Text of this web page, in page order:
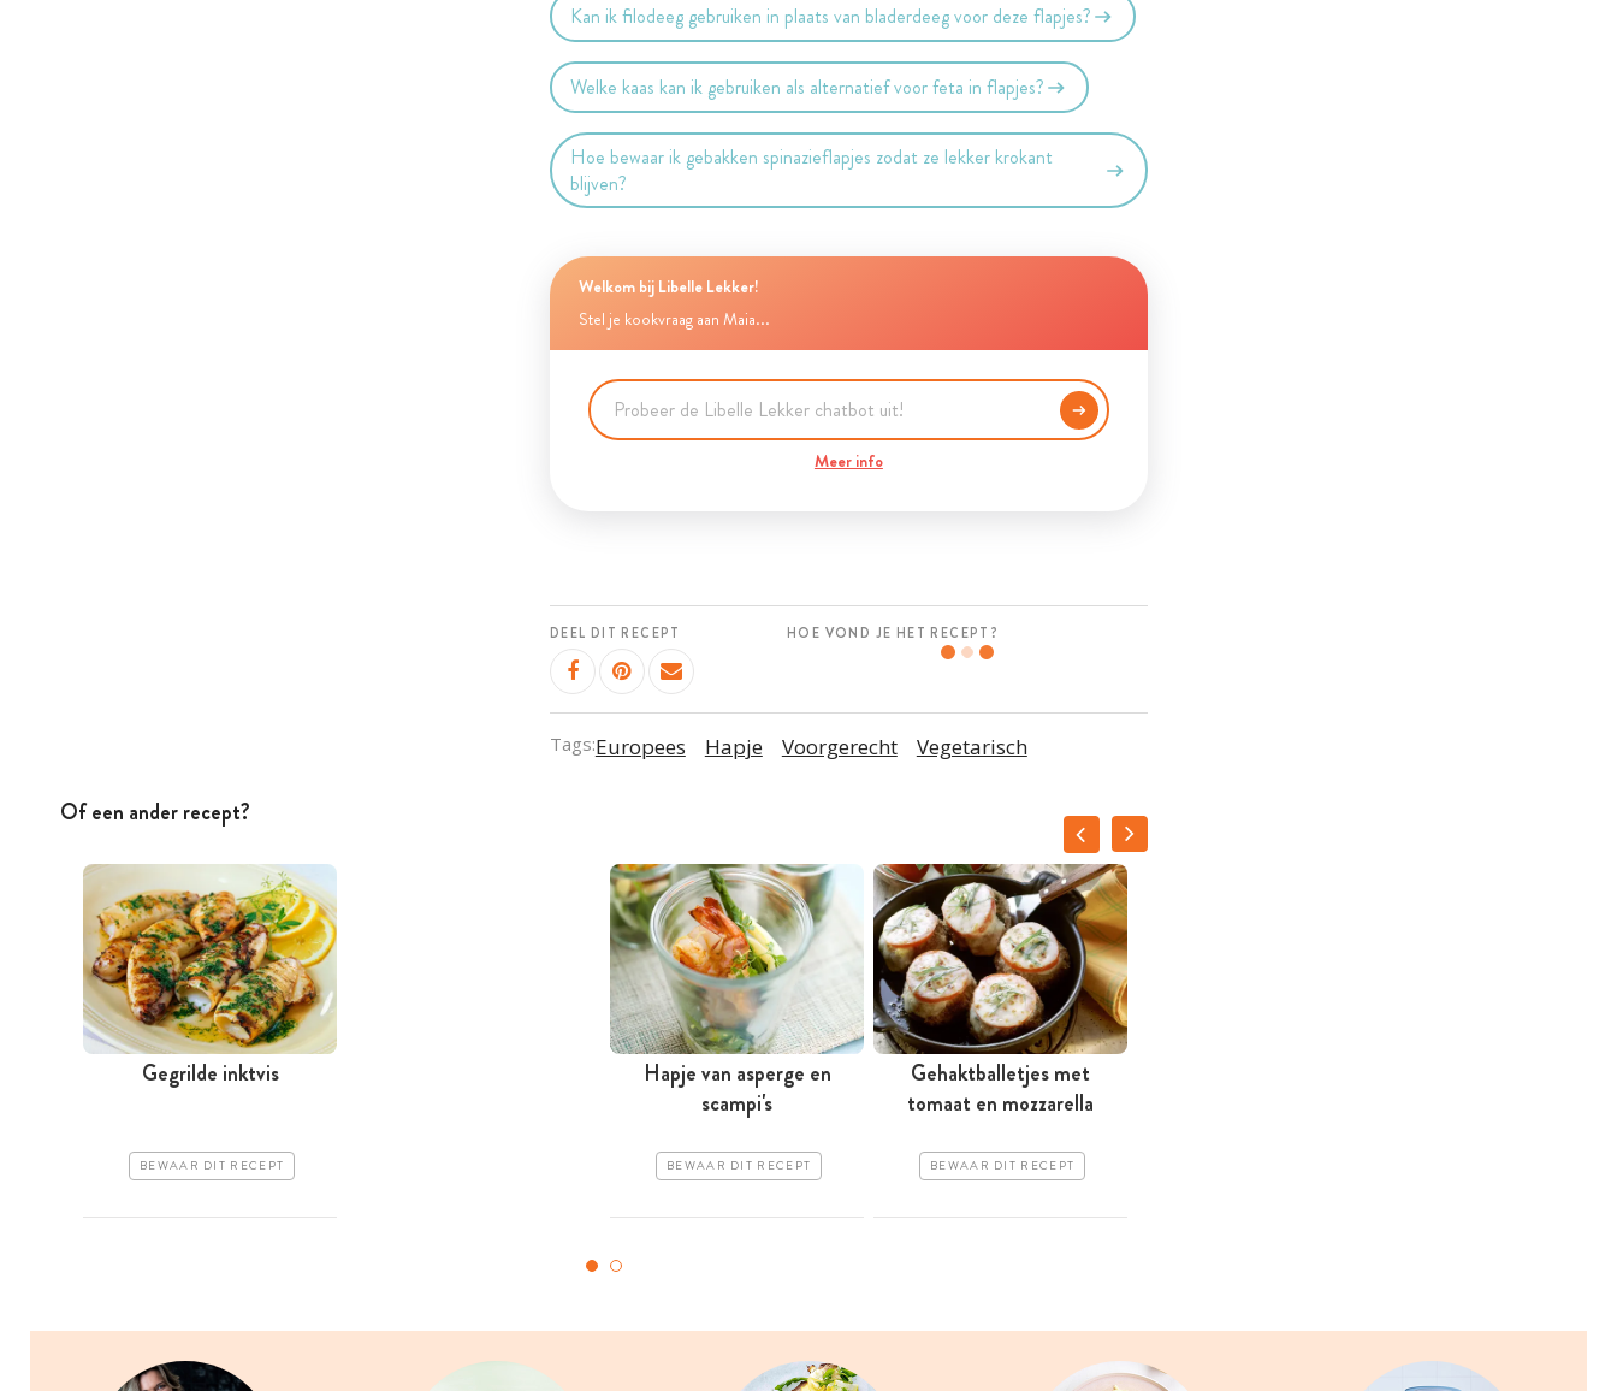
Kan ik filodeeg gebruiken in plaats van bladerdeeg voor deze flapjes?
Welke kaas kan ik gebruiken als alternatief voor feta in flapjes?
Hoe bewaar ik gebakken spinazieflapjes zodat ze lekker krokant
blijven?
Welkom bij Libelle Lekker!
Stel je kookvraag aan Maia...
Meer info
DEEL DIT RECEPT HOE VOND JE HET RECEPT?
Tags:Europees Hapje Voorgerecht Vegetarisch
Of een ander recept?
Gegrilde inktvis
BEWAAR DIT RECEPT
Hapje van asperge en
scampi's
BEWAAR DIT RECEPT
Gehaktballetjes met
tomaat en mozzarella
BEWAAR DIT RECEPT